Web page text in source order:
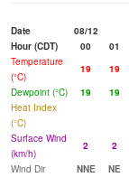
Date
08/12
Hour (CDT)
00 01
Temperature
(°C)
19 19
Dewpoint (°C)
19 19
Heat Index
(°C)
Surface Wind
(km/h)
2 2
Wind Dir
NNE NE